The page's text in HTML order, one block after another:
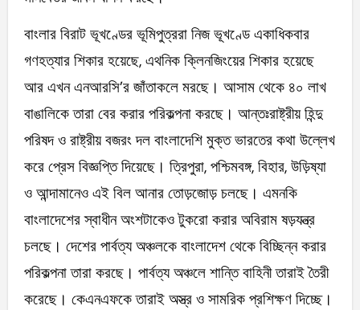
বাংলার বিরাট ভূখণ্ডের ভূমিপুত্ররা নিজ ভূখণ্ডে একাধিকবার
গণহত্যার শিকার হয়েছে, এথনিক ক্লিনজিংয়ের শিকার হয়েছে
আর এখন এনআরসি’র জাঁতাকলে মরছে। আসাম থেকে ৪০ লাখ
বাঙালিকে তারা বের করার পরিকল্পনা করছে। আন্তঃরাষ্ট্রীয় হিন্দু
পরিষদ ও রাষ্ট্রীয় বজরং দল বাংলাদেশি মুক্ত ভারতের কথা উল্লেখ
করে প্রেস বিজ্ঞপ্তি দিয়েছে। ত্রিপুরা, পশ্চিমবঙ্গ, বিহার, উড়িষ্যা
ও আন্দামানেও এই বিল আনার তোড়জোড় চলছে। এমনকি
বাংলাদেশের স্বাধীন অংশটাকেও টুকরো করার অবিরাম ষড়যন্ত্র
চলছে। দেশের পার্বত্য অঞ্চলকে বাংলাদেশ থেকে বিচ্ছিন্ন করার
পরিকল্পনা তারা করছে। পার্বত্য অঞ্চলে শান্তি বাহিনী তারাই তৈরী
করেছে। কেএনএফকে তারাই অস্ত্র ও সামরিক প্রশিক্ষণ দিচ্ছে।